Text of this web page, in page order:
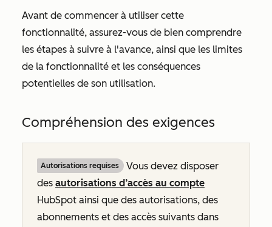
Avant de commencer à utiliser cette
fonctionnalité, assurez-vous de bien comprendre
les étapes à suivre à l'avance, ainsi que les limites
de la fonctionnalité et les conséquences
potentielles de son utilisation.
Compréhension des exigences
Autorisations requises
Vous devez disposer
des autorisations d’accès au compte
HubSpot ainsi que des autorisations, des
abonnements et des accès suivants dans